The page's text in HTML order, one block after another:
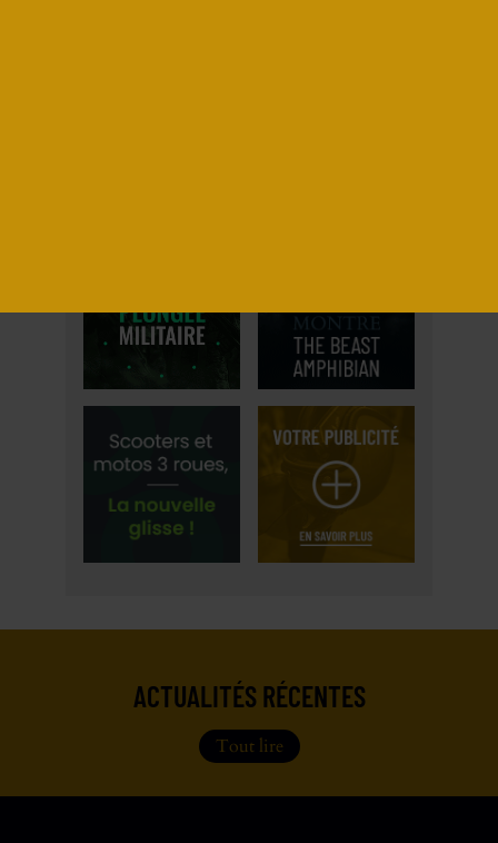
ACTUALITÉS RÉCENTES
Tout lire